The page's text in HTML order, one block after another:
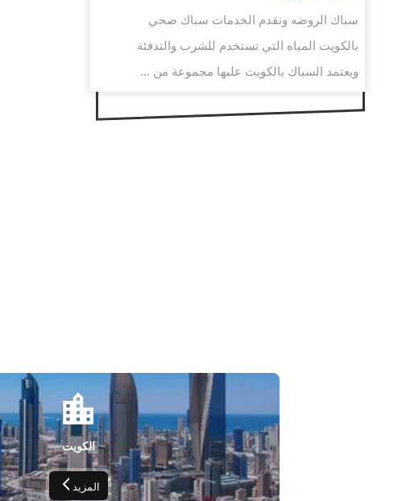
سباك الروضه ونقدم الخدمات سباك صحي
بالكويت المياه التي تستخدم للشرب والتدفئة
ويعتمد السباك بالكويت عليها مجموعة من ...
الكويت
المزيد